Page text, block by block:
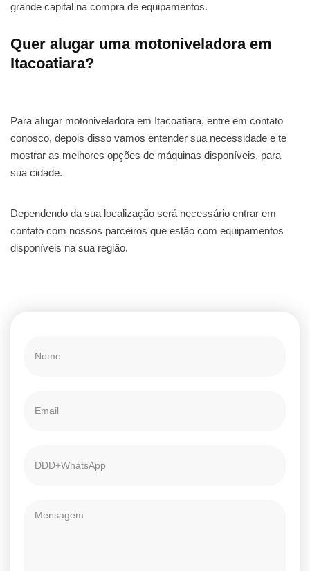
grande capital na compra de equipamentos.
Quer alugar uma motoniveladora em
Itacoatiara?
Para alugar motoniveladora em Itacoatiara, entre em contato
conosco, depois disso vamos entender sua necessidade e te
mostrar as melhores opções de máquinas disponíveis, para
sua cidade.
Dependendo da sua localização será necessário entrar em
contato com nossos parceiros que estão com equipamentos
disponíveis na sua região.